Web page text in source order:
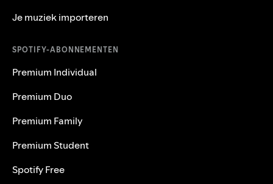
Je muziek importeren
SPOTIFY-ABONNEMENTEN
Premium Individual
Premium Duo
Premium Family
Premium Student
Spotify Free